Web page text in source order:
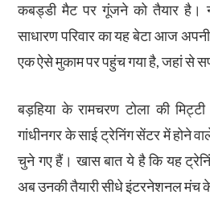
कबड्डी मैट पर गूंजने को तैयार है।
साधारण परिवार का यह बेटा आज
एक ऐसे मुकाम पर पहुंच गया है, जहां से
बड़हिया के रामचरण टोला की
गांधीनगर के साई ट्रेनिंग सेंटर में होने
चुने गए हैं। खास बात ये है कि यह
अब उनकी तैयारी सीधे इंटरनेशनल मंच के